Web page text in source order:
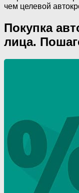
чем целевой
Покупка
лица.